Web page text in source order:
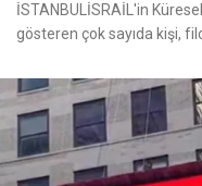
İSTANBULİSRAİL'in
gösteren çok sayıda kişi,